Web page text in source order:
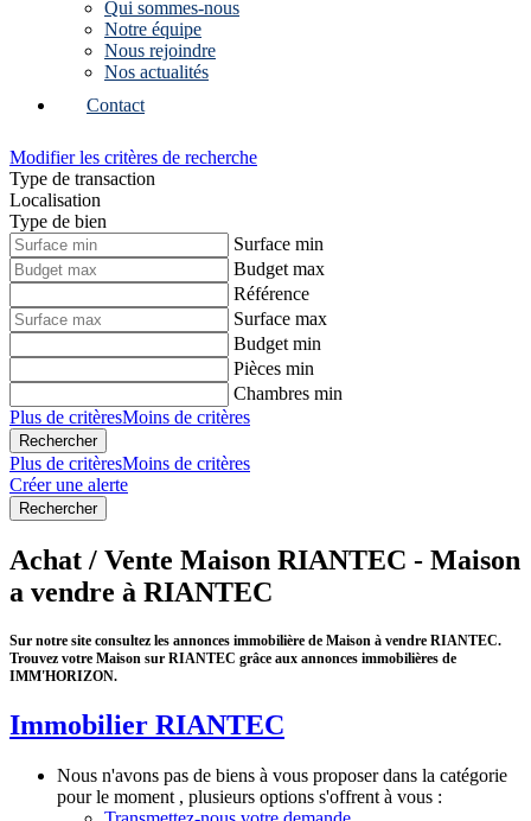
Qui sommes-nous
Notre équipe
Nous rejoindre
Nos actualités
Contact
Modifier les critères de recherche
Type de transaction
Localisation
Type de bien
Surface min
Budget max
Référence
Surface max
Budget min
Pièces min
Chambres min
Plus de critèresMoins de critères
Plus de critèresMoins de critères
Créer une alerte
Achat / Vente Maison RIANTEC - Maison
a vendre à RIANTEC
Sur notre site consultez les annonces immobilière de Maison à vendre RIANTEC.
Trouvez votre Maison sur RIANTEC grâce aux annonces immobilières de
IMM'HORIZON.
Immobilier RIANTEC
Nous n'avons pas de biens à vous proposer dans la catégorie
pour le moment , plusieurs options s'offrent à vous :